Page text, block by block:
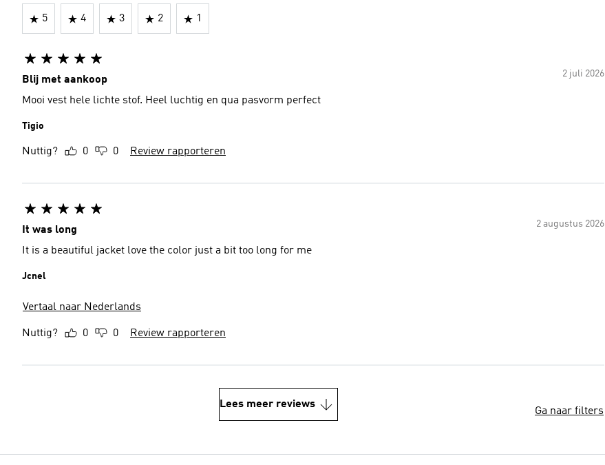
5 4 3 2 1
2 juli 2026
Blij met aankoop
Mooi vest hele lichte stof. Heel luchtig en qua pasvorm perfect
Tigio
Nuttig? 0 0 Review rapporteren
2 augustus 2026
It was long
It is a beautiful jacket love the color just a bit too long for me
Jcnel
Vertaal naar Nederlands
Nuttig? 0 0 Review rapporteren
Lees meer reviews
Ga naar filters